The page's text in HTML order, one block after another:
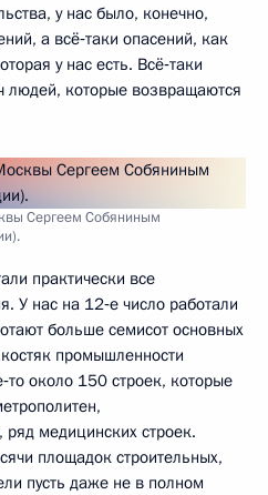
у нас было, конечно,
а всё‑таки опасений, как
у нас есть. Всё‑таки
людей, которые возвращаются
Сергеем Собяниным
практически все
У нас на 12‑е число работали
больше семисот основных
промышленности
около 150 строек, которые
медицинских строек.
площадок строительных,
пусть даже не в полном